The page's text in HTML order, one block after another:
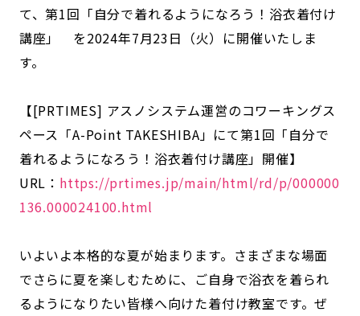
て、第1回「自分で着れるようになろう！浴衣着付け
講座」 を2024年7月23日（火）に開催いたしま
す。
【[PRTIMES] アスノシステム運営のコワーキングス
ペース「A-Point TAKESHIBA」にて第1回「自分で
着れるようになろう！浴衣着付け講座」開催】
URL： https://prtimes.jp/main/html/rd/p/000000
136.000024100.html
いよいよ本格的な夏が始まります。さまざまな場面
でさらに夏を楽しむために、ご自身で浴衣を着られ
るようになりたい皆様へ向けた着付け教室です。ぜ